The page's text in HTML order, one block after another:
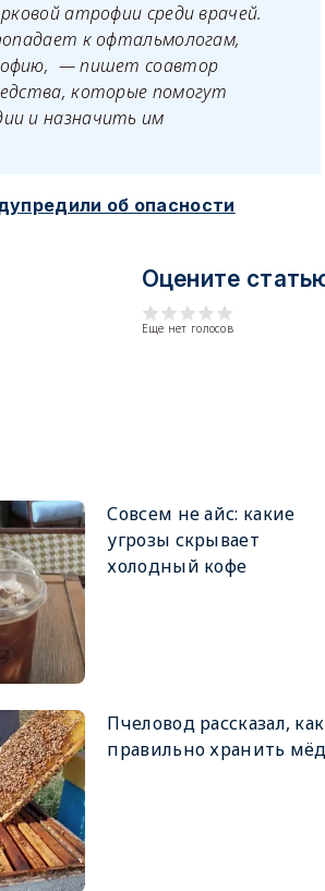
атрофии среди врачей.
к офтальмологам,
— пишет соавтор
которые помогут
и назначить им
об опасности
Оцените
Еще нет голосов
Совсем не айс: какие
угрозы скрывает
холодный кофе
Пчеловод рассказал, как
правильно хранить мёд